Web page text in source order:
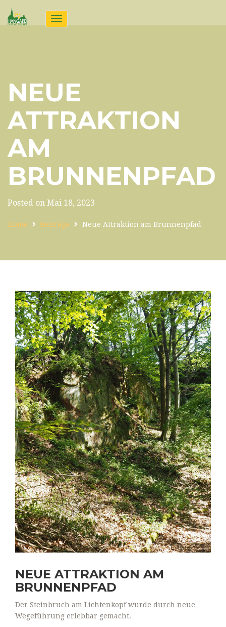
Toggle
navigation
NEUE
ATTRAKTION
AM
BRUNNENPFAD
Posted on Mai 18, 2023
Home Beiträge Neue Attraktion am Brunnenpfad
NEUE ATTRAKTION AM
BRUNNENPFAD
Der Steinbruch am Lichtenkopf wurde durch neue
Wegeführung erlebbar gemacht.